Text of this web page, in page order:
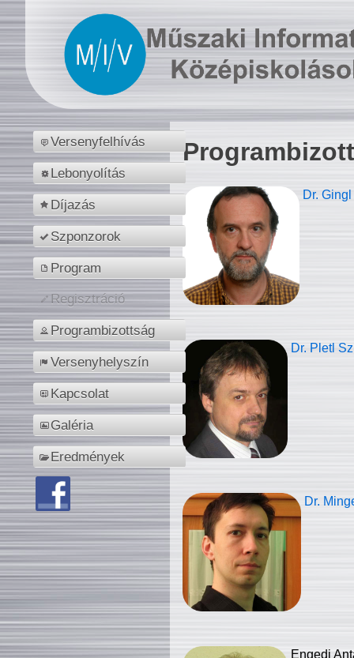
Versenyfelhívás
Lebonyolítás
Díjazás
Szponzorok
Program
Regisztráció
Programbizottság
Versenyhelyszín
Kapcsolat
Galéria
Eredmények
Dr.
Dr. Pletl
Dr.
Engedi